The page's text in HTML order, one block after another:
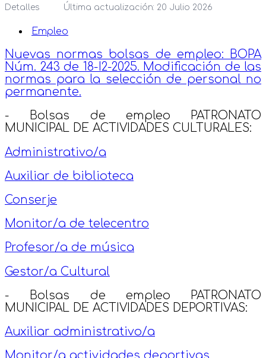
Detalles Última actualización: 20 Julio 2026
Empleo
Nuevas normas bolsas de empleo: BOPA
Núm. 243 de 18-I2-2025. Modificación de las
normas para la selección de personal no
permanente.
- Bolsas de empleo PATRONATO
MUNICIPAL DE ACTIVIDADES CULTURALES:
Administrativo/a
Auxiliar de biblioteca
Conserje
Monitor/a de telecentro
Profesor/a de música
Gestor/a Cultural
- Bolsas de empleo PATRONATO
MUNICIPAL DE ACTIVIDADES DEPORTIVAS:
Auxiliar administrativo/a
Monitor/a actividades deportivas